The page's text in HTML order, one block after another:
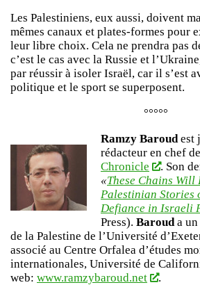
Les Palestiniens, eux aussi, doivent
mêmes canaux et plates-formes pour
leur libre choix. Cela ne prendra pas
c’est le cas avec la Russie et
par réussir à isoler Israël, car il s’est
politique et le sport se superposent.
°°°°°
Ramzy Baroudest
rédacteur en chef de
Chronicle
. Son
«These Chains Will
Palestinian Stories
Defiance in Israeli
Press). Barouda un
de la Palestine de l’Université
associé au Centre Orfalea d’études
internationales, Université de
web: www.ramzybaroud.net
.